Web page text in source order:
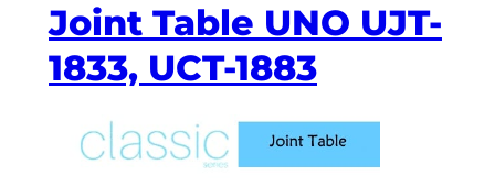
Joint Table UNO UJT-
1833, UCT-1883